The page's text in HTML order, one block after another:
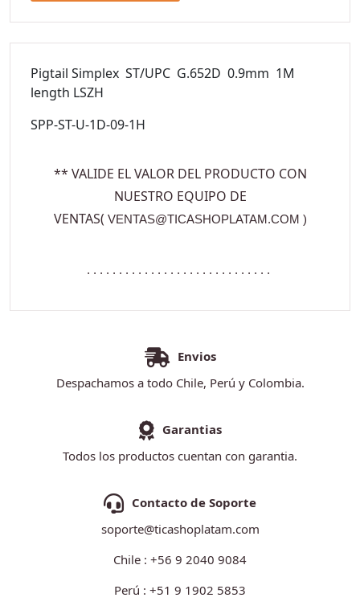
Pigtail Simplex ST/UPC G.652D 0.9mm 1M
length LSZH
SPP-ST-U-1D-09-1H
** VALIDE EL VALOR DEL PRODUCTO CON
NUESTRO EQUIPO DE
VENTAS( VENTAS@TICASHOPLATAM.COM )
. . . . . . . . . . . . . . . . . . . . . . . . . . . . .
Envios
Despachamos a todo Chile, Perú y Colombia.
Garantias
Todos los productos cuentan con garantia.
Contacto de Soporte
soporte@ticashoplatam.com
Chile : +56 9 2040 9084
Perú : +51 9 1902 5853